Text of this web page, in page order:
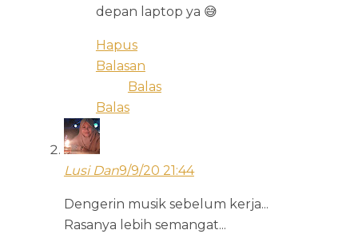
depan laptop ya 😅
Hapus
Balasan
Balas
Balas
Lusi Dan9/9/20 21:44
Dengerin musik sebelum kerja...
Rasanya lebih semangat...